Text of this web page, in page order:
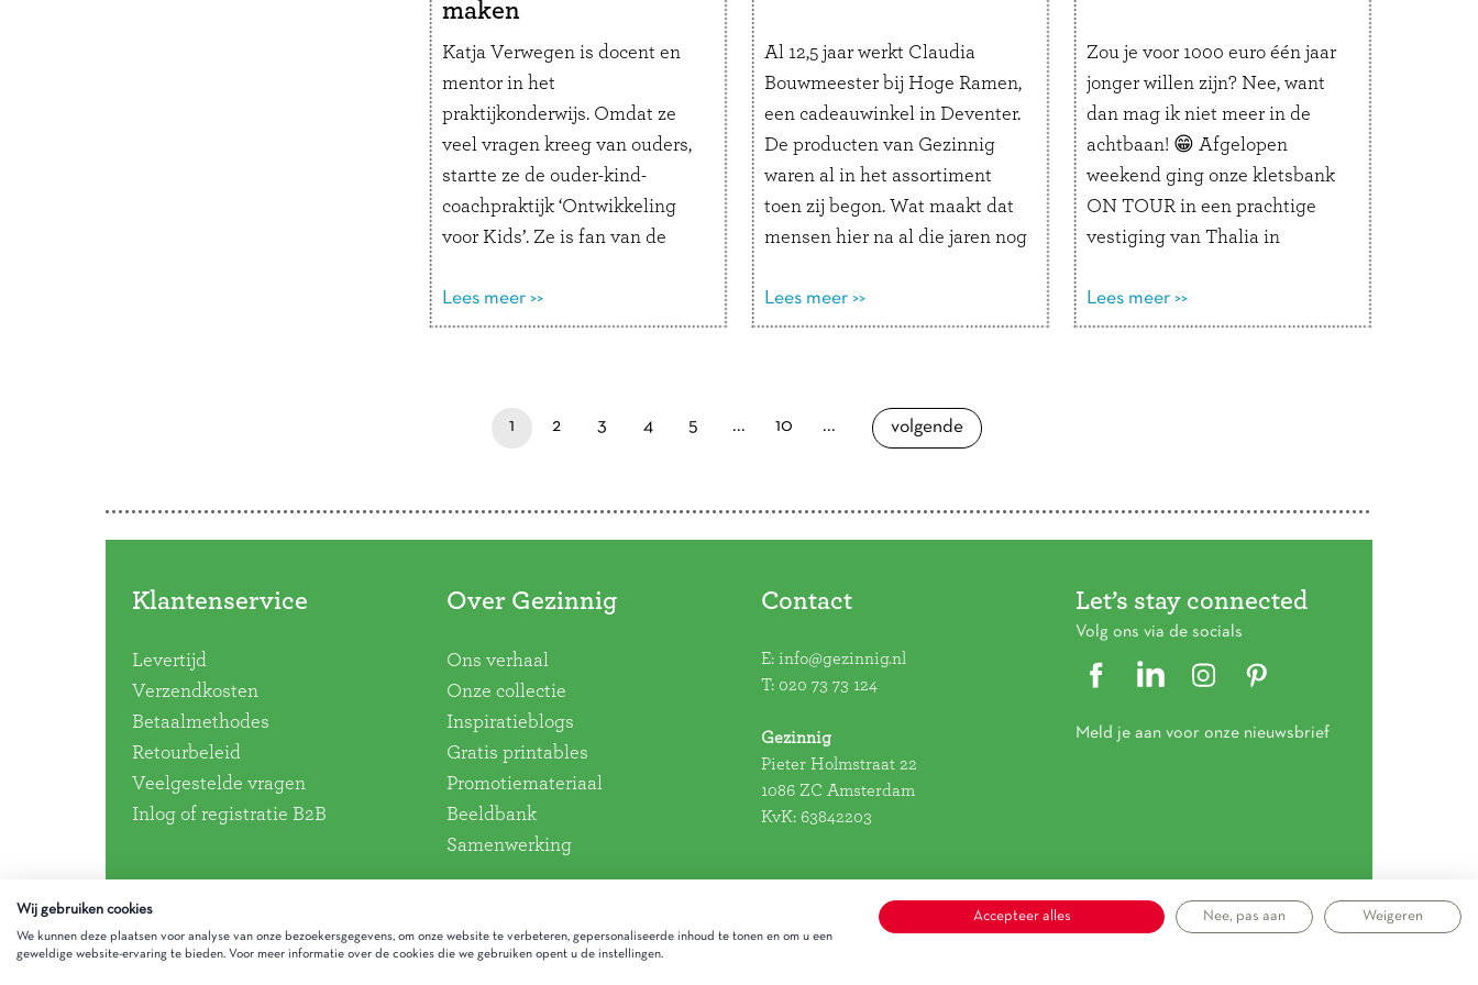
maken
Katja Verwegen is docent en
mentor in het
praktijkonderwijs. Omdat ze
veel vragen kreeg van ouders,
startte ze de ouder-kind-
coachpraktijk ‘Ontwikkeling
voor Kids’. Ze is fan van de
om veiligheid te creëren voor
een gesprek. Hoe ziet jouw
gedrag van …Lees verder
Lees meer >>
Al 12,5 jaar werkt Claudia
Bouwmeester bij Hoge Ramen,
een cadeauwinkel in Deventer.
De producten van Gezinnig
waren al in het assortiment
toen zij begon. Wat maakt dat
mensen hier na al die jaren nog
komen? Wat is Hoge Ramen
voor winkel? “Het is één van
Lees meer >>
Zou je voor 1000 euro één jaar
jonger willen zijn? Nee, want
dan mag ik niet meer in de
achtbaan! 😁 Afgelopen
weekend ging onze kletsbank
ON TOUR in een prachtige
vestiging van Thalia in
‘Plaudercouch’ werden de
leukste duo-gesprekjes
Lees meer >>
paginapage 1 of 16
je bent nu op pagina
1 pagina
2 pagina
3 pagina
4 pagina
5 ... pagina
10 ... volgende
pagina
laatste pagina
Klantenservice
Levertijd
Verzendkosten
Betaalmethodes
Retourbeleid
Veelgestelde vragen
Inlog of registratie B2B
Over Gezinnig
Ons verhaal
Onze collectie
Inspiratieblogs
Gratis printables
Promotiemateriaal
Beeldbank
Samenwerking
Contact
E: info@gezinnig.nl
T: 020 73 73 124
Gezinnig
Pieter Holmstraat 22
1086 ZC Amsterdam
KvK: 63842203
Let’s stay connected
Volg ons via de socials
Meld je aan voor onze nieuwsbrief
Gezinnig
Wij gebruiken cookies
We kunnen deze plaatsen voor analyse van onze bezoekersgegevens, om onze website te verbeteren, gepersonaliseerde inhoud te tonen en om u een
geweldige website-ervaring te bieden. Voor meer informatie over de cookies die we gebruiken opent u de instellingen.
Accepteer alles Nee, pas aan Weigeren